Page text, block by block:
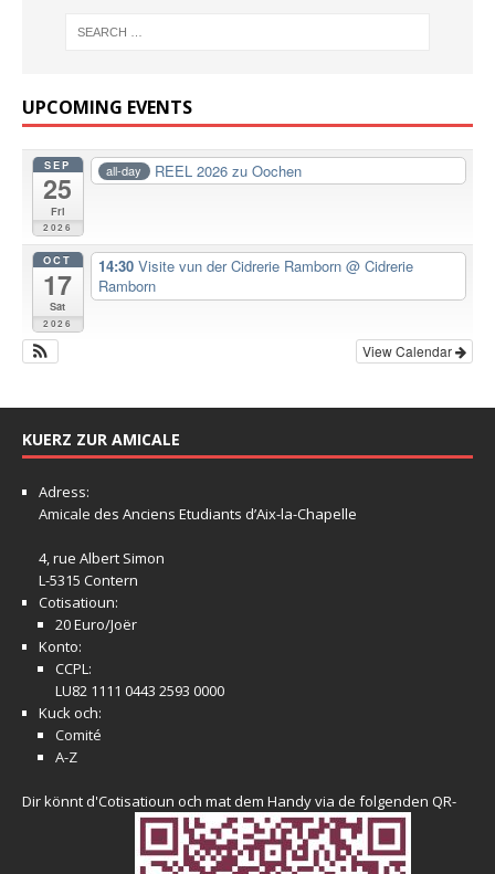
UPCOMING EVENTS
SEP
25
Fri
2026
all-day REEL 2026 zu Oochen
OCT
17
Sat
2026
14:30 Visite vun der Cidrerie Ramborn @ Cidrerie
Ramborn
View Calendar
KUERZ ZUR AMICALE
Adress:
Amicale des Anciens Etudiants d’Aix-la-Chapelle
4, rue Albert Simon
L-5315 Contern
Cotisatioun:
20 Euro/Joër
Konto:
CCPL:
LU82 1111 0443 2593 0000
Kuck och:
Comité
A-Z
Dir könnt d'Cotisatioun och mat dem Handy via de folgenden QR-